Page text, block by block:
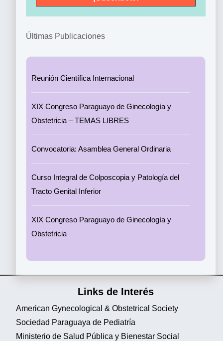
Últimas Publicaciones
Reunión Científica Internacional
XIX Congreso Paraguayo de Ginecología y
Obstetricia – TEMAS LIBRES
Convocatoria: Asamblea General Ordinaria
Curso Integral de Colposcopia y Patología del
Tracto Genital Inferior
XIX Congreso Paraguayo de Ginecología y
Obstetricia
Links de Interés
American Gynecological & Obstetrical Society
Sociedad Paraguaya de Pediatría
Ministerio de Salud Pública y Bienestar Social